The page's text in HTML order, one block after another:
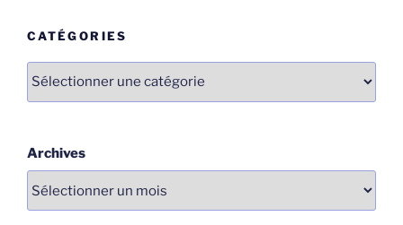
CATÉGORIES
Catégories
Archives